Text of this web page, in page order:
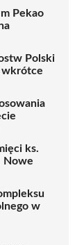
Pekao
Polski
wkrótce
ks.
Nowe
w